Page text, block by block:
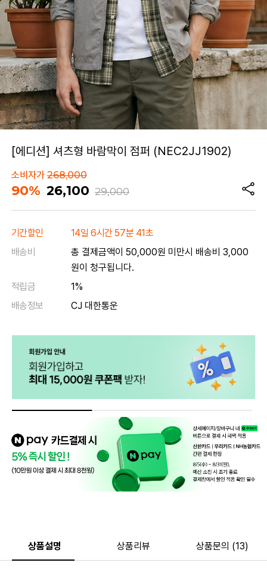
[에디션] 셔츠형 바람막이 점퍼 (NEC2JJ1902)
소비자가268,000
90% 26,100 29,000
기간할인
14일 6시간 57분 41초
배송비
총 결제금액이 50,000원 미만시 배송비 3,000
원이 청구됩니다.
적립금
1%
배송정보
CJ 대한통운
상품설명 상품리뷰 상품문의 (13)